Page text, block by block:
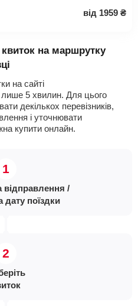
від 1959 ₴
на сайті
5 хвилин. Для цього
декількох перевізників,
і уточнювати
купити онлайн.
відправлення /
дату поїздки